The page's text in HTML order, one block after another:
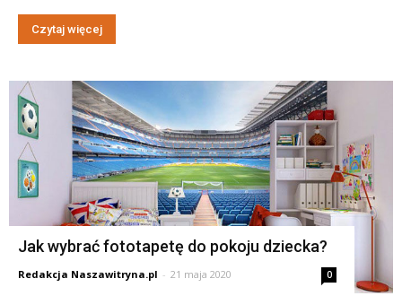
Czytaj więcej
Jak wybrać fototapetę do pokoju dziecka?
Redakcja Naszawitryna.pl - 21 maja 2020 0